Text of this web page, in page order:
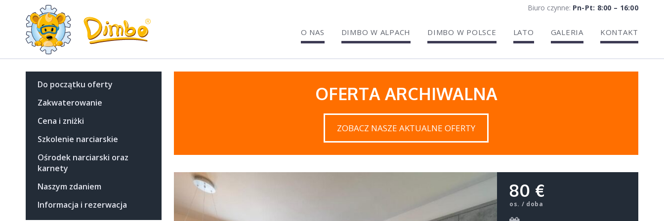
Biuro czynne: Pn-Pt: 8:00 – 16:00
O NAS DIMBO W ALPACH DIMBO W POLSCE LATO GALERIA KONTAKT
Do początku oferty
Zakwaterowanie
Cena i zniżki
Szkolenie narciarskie
Ośrodek narciarski oraz
karnety
Naszym zdaniem
Informacja i rezerwacja
OFERTA ARCHIWALNA
ZOBACZ NASZE AKTUALNE OFERTY
80 €
os. / doba